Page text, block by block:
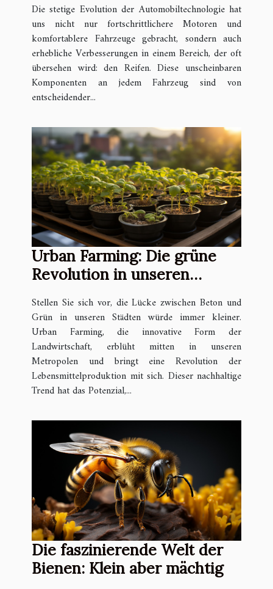
Die stetige Evolution der Automobiltechnologie hat
uns nicht nur fortschrittlichere Motoren und
komfortablere Fahrzeuge gebracht, sondern auch
erhebliche Verbesserungen in einem Bereich, der oft
übersehen wird: den Reifen. Diese unscheinbaren
Komponenten an jedem Fahrzeug sind von
entscheidender...
Urban Farming: Die grüne
Revolution in unseren
Stellen Sie sich vor, die Lücke zwischen Beton und
Grün in unseren Städten würde immer kleiner.
Urban Farming, die innovative Form der
Landwirtschaft, erblüht mitten in unseren
Metropolen und bringt eine Revolution der
Lebensmittelproduktion mit sich. Dieser nachhaltige
Trend hat das Potenzial,...
Die faszinierende Welt der
Bienen: Klein aber mächtig